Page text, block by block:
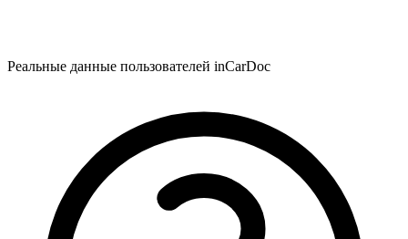
Реальные данные пользователей inCarDoc